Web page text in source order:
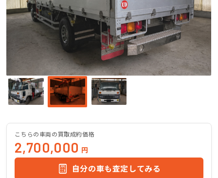
こちらの車両の買取成約価格
2,700,000 円
自分の車も査定してみる